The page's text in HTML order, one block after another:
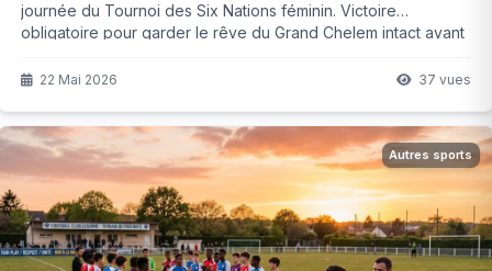
journée du Tournoi des Six Nations féminin. Victoire
obligatoire pour garder le rêve du Grand Chelem intact avant
ce duel intense.
22 Mai 2026 37 vues
Autres sports